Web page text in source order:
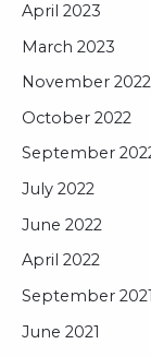
April 2023
March 2023
November 2022
October 2022
September
July 2022
June 2022
April 2022
September 2021
June 2021